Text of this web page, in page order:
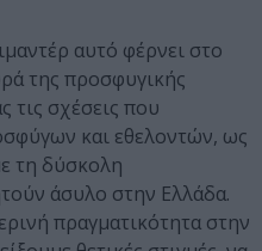
αυτό φέρνει στο
της προσφυγικής
τις σχέσεις που
και εθελοντών, ως
τη δύσκολη
άσυλο στην Ελλάδα.
πραγματικότητα στην